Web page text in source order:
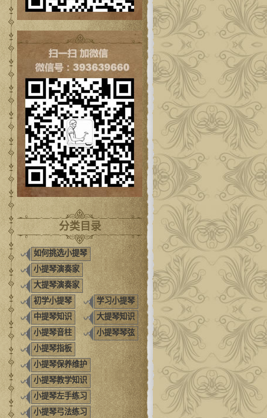
分类目录
如何挑选小提琴
小提琴演奏家
大提琴演奏家
初学小提琴
学习小提琴
中提琴知识
大提琴知识
小提琴音柱
小提琴琴弦
小提琴指板
小提琴保养维护
小提琴教学知识
小提琴左手练习
小提琴弓法练习